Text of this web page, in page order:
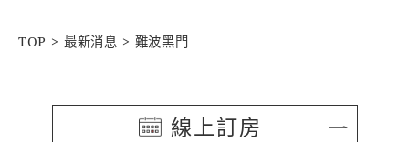
TOP 最新消息 難波黑門
線上訂房